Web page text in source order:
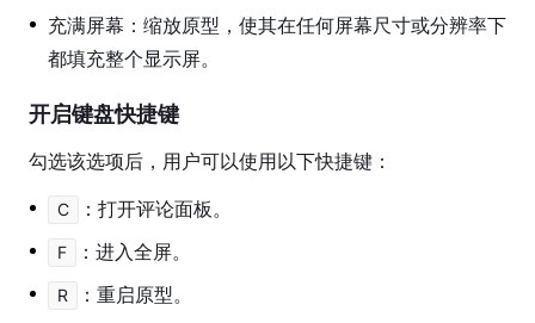
户
端
常
问
题
故
排
充满屏幕：缩放原型，使其在任何屏幕尺寸或分辨率下
都填充整个显示屏。
开启键盘快捷键
勾选该选项后，用户可以使用以下快捷键：
C ：打开评论面板。
F ：进入全屏。
R
：重启原型。